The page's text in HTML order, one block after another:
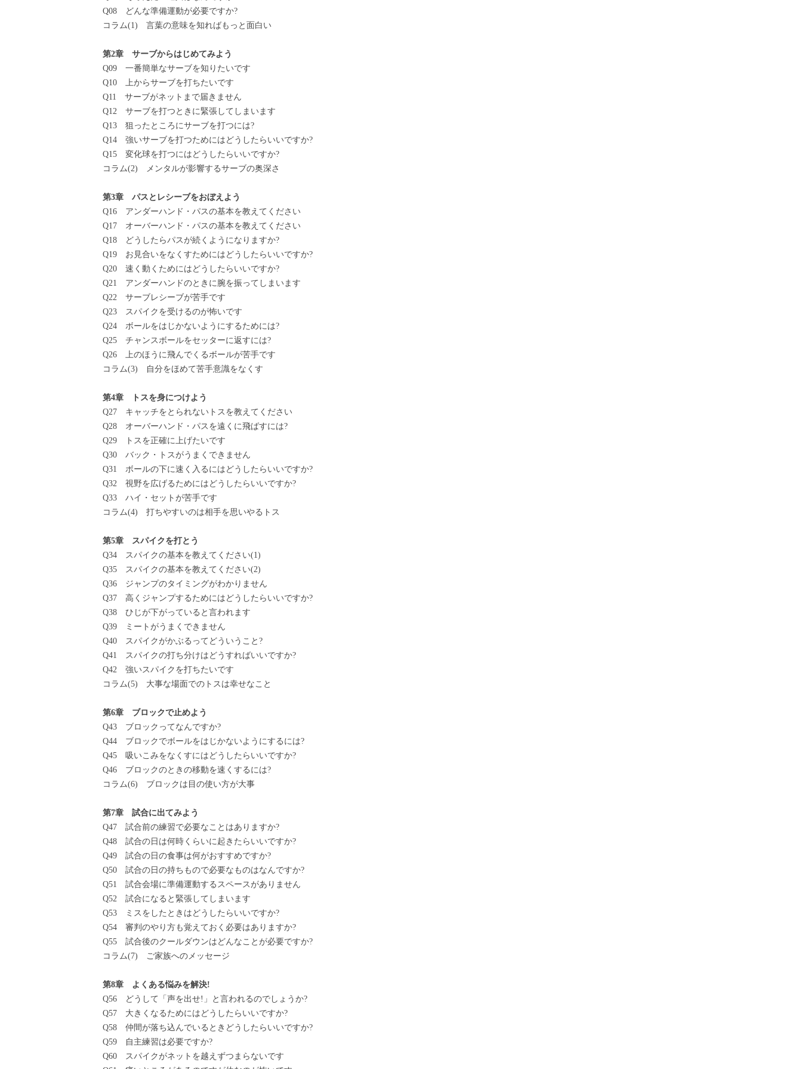
Q08 どんな準備運動が必要ですか?
コラム(1) 言葉の意味を知ればもっと面白い
第2章 サーブからはじめてみよう
Q09 一番簡単なサーブを知りたいです
Q10 上からサーブを打ちたいです
Q11 サーブがネットまで届きません
Q12 サーブを打つときに緊張してしまいます
Q13 狙ったところにサーブを打つには?
Q14 強いサーブを打つためにはどうしたらいいですか?
Q15 変化球を打つにはどうしたらいいですか?
コラム(2) メンタルが影響するサーブの奥深さ
第3章 パスとレシーブをおぼえよう
Q16 アンダーハンド・パスの基本を教えてください
Q17 オーバーハンド・パスの基本を教えてください
Q18 どうしたらパスが続くようになりますか?
Q19 お見合いをなくすためにはどうしたらいいですか?
Q20 速く動くためにはどうしたらいいですか?
Q21 アンダーハンドのときに腕を振ってしまいます
Q22 サーブレシーブが苦手です
Q23 スパイクを受けるのが怖いです
Q24 ボールをはじかないようにするためには?
Q25 チャンスボールをセッターに返すには?
Q26 上のほうに飛んでくるボールが苦手です
コラム(3) 自分をほめて苦手意識をなくす
第4章 トスを身につけよう
Q27 キャッチをとられないトスを教えてください
Q28 オーバーハンド・パスを遠くに飛ばすには?
Q29 トスを正確に上げたいです
Q30 バック・トスがうまくできません
Q31 ボールの下に速く入るにはどうしたらいいですか?
Q32 視野を広げるためにはどうしたらいいですか?
Q33 ハイ・セットが苦手です
コラム(4) 打ちやすいのは相手を思いやるトス
第5章 スパイクを打とう
Q34 スパイクの基本を教えてください(1)
Q35 スパイクの基本を教えてください(2)
Q36 ジャンプのタイミングがわかりません
Q37 高くジャンプするためにはどうしたらいいですか?
Q38 ひじが下がっていると言われます
Q39 ミートがうまくできません
Q40 スパイクがかぶるってどういうこと?
Q41 スパイクの打ち分けはどうすればいいですか?
Q42 強いスパイクを打ちたいです
コラム(5) 大事な場面でのトスは幸せなこと
第6章 ブロックで止めよう
Q43 ブロックってなんですか?
Q44 ブロックでボールをはじかないようにするには?
Q45 吸いこみをなくすにはどうしたらいいですか?
Q46 ブロックのときの移動を速くするには?
コラム(6) ブロックは目の使い方が大事
第7章 試合に出てみよう
Q47 試合前の練習で必要なことはありますか?
Q48 試合の日は何時くらいに起きたらいいですか?
Q49 試合の日の食事は何がおすすめですか?
Q50 試合の日の持ちもので必要なものはなんですか?
Q51 試合会場に準備運動するスペースがありません
Q52 試合になると緊張してしまいます
Q53 ミスをしたときはどうしたらいいですか?
Q54 審判のやり方も覚えておく必要はありますか?
Q55 試合後のクールダウンはどんなことが必要ですか?
コラム(7) ご家族へのメッセージ
第8章 よくある悩みを解決!
Q56 どうして「声を出せ!」と言われるのでしょうか?
Q57 大きくなるためにはどうしたらいいですか?
Q58 仲間が落ち込んでいるときどうしたらいいですか?
Q59 自主練習は必要ですか?
Q60 スパイクがネットを越えずつまらないです